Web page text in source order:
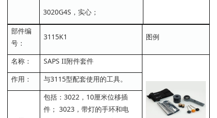
3020G4S，实心；
部件编
号：
3115K1 图例
名称：
SAPS II附件套件
作用：
与3115型配套使用的工具。
包括：3022，10厘米位移插
件； 3023，带灯的手环和电